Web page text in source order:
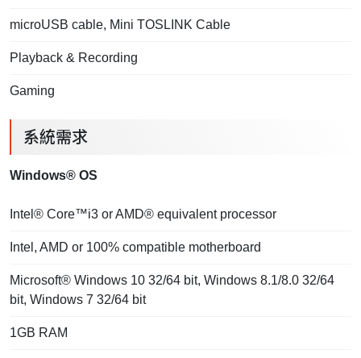
microUSB cable, Mini TOSLINK Cable
Playback & Recording
Gaming
系統需求
Windows® OS
Intel® Core™i3 or AMD® equivalent processor
Intel, AMD or 100% compatible motherboard
Microsoft® Windows 10 32/64 bit, Windows 8.1/8.0 32/64
bit, Windows 7 32/64 bit
1GB RAM